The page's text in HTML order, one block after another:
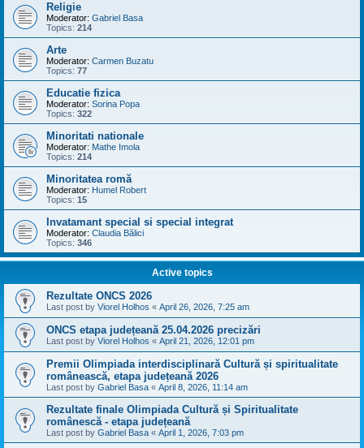
Religie
Moderator: Gabriel Basa
Topics: 214
Arte
Moderator: Carmen Buzatu
Topics: 77
Educatie fizica
Moderator: Sorina Popa
Topics: 322
Minoritati nationale
Moderator: Mathe Imola
Topics: 214
Minoritatea romă
Moderator: Humel Robert
Topics: 15
Invatamant special si special integrat
Moderator: Claudia Bălici
Topics: 346
Active topics
Rezultate ONCS 2026
Last post by Viorel Holhos « April 26, 2026, 7:25 am
ONCS etapa județeană 25.04.2026 precizări
Last post by Viorel Holhos « April 21, 2026, 12:01 pm
Premii Olimpiada interdisciplinară Cultură și spiritualitate
românească, etapa județeană 2026
Last post by Gabriel Basa « April 8, 2026, 11:14 am
Rezultate finale Olimpiada Cultură și Spiritualitate
românescă - etapa județeană
Last post by Gabriel Basa « April 1, 2026, 7:03 pm